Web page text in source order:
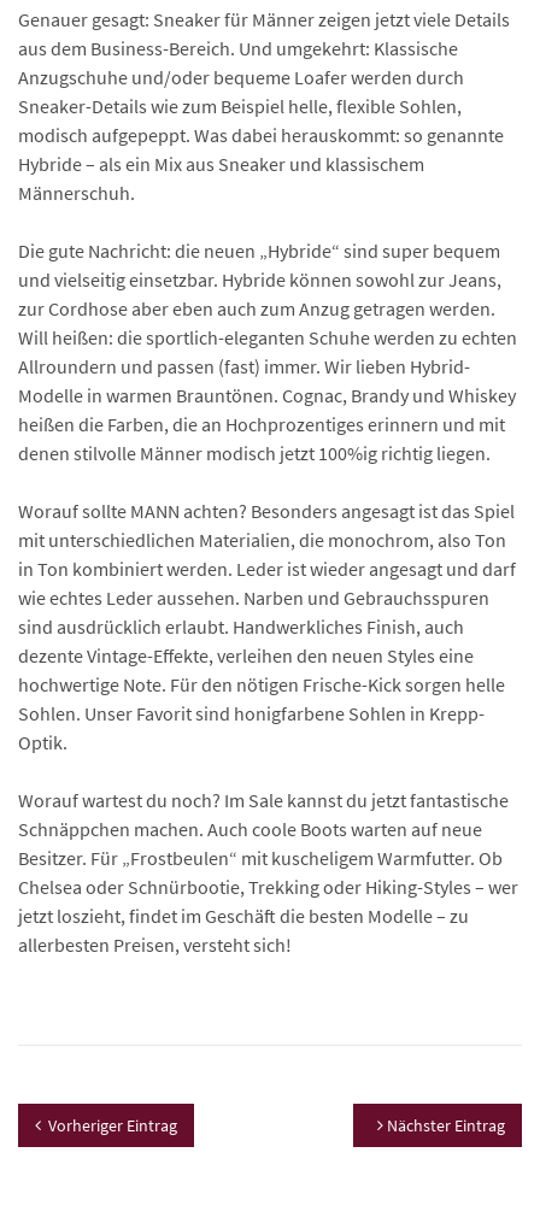
Genauer gesagt: Sneaker für Männer zeigen jetzt viele Details
aus dem Business-Bereich. Und umgekehrt: Klassische
Anzugschuhe und/oder bequeme Loafer werden durch
Sneaker-Details wie zum Beispiel helle, flexible Sohlen,
modisch aufgepeppt. Was dabei herauskommt: so genannte
Hybride – als ein Mix aus Sneaker und klassischem
Männerschuh.
Die gute Nachricht: die neuen „Hybride“ sind super bequem
und vielseitig einsetzbar. Hybride können sowohl zur Jeans,
zur Cordhose aber eben auch zum Anzug getragen werden.
Will heißen: die sportlich-eleganten Schuhe werden zu echten
Allroundern und passen (fast) immer. Wir lieben Hybrid-
Modelle in warmen Brauntönen. Cognac, Brandy und Whiskey
heißen die Farben, die an Hochprozentiges erinnern und mit
denen stilvolle Männer modisch jetzt 100%ig richtig liegen.
Worauf sollte MANN achten? Besonders angesagt ist das Spiel
mit unterschiedlichen Materialien, die monochrom, also Ton
in Ton kombiniert werden. Leder ist wieder angesagt und darf
wie echtes Leder aussehen. Narben und Gebrauchsspuren
sind ausdrücklich erlaubt. Handwerkliches Finish, auch
dezente Vintage-Effekte, verleihen den neuen Styles eine
hochwertige Note. Für den nötigen Frische-Kick sorgen helle
Sohlen. Unser Favorit sind honigfarbene Sohlen in Krepp-
Optik.
Worauf wartest du noch? Im Sale kannst du jetzt fantastische
Schnäppchen machen. Auch coole Boots warten auf neue
Besitzer. Für „Frostbeulen“ mit kuscheligem Warmfutter. Ob
Chelsea oder Schnürbootie, Trekking oder Hiking-Styles – wer
jetzt loszieht, findet im Geschäft die besten Modelle – zu
allerbesten Preisen, versteht sich!
Vorheriger Eintrag Nächster Eintrag